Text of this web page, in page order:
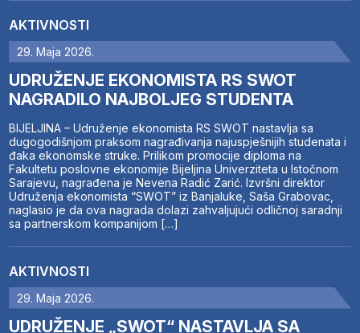
AKTIVNOSTI
29. Maja 2026.
UDRUŽENJE EKONOMISTA RS SWOT
NAGRADILO NAJBOLJEG STUDENTA
BIJELJINA – Udruženje ekonomista RS SWOT nastavlja sa
dugogodišnjom praksom nagrađivanja najuspješnijih studenata i
đaka ekonomske struke. Prilikom promocije diploma na
Fakultetu poslovne ekonomije Bijeljina Univerziteta u Istočnom
Sarajevu, nagrađena je Nevena Radić Zarić. Izvršni direktor
Udruženja ekonomista “SWOT” iz Banjaluke, Saša Grabovac,
naglasio je da ova nagrada dolazi zahvaljujući odličnoj saradnji
sa partnerskom kompanijom […]
AKTIVNOSTI
29. Maja 2026.
UDRUŽENJE „SWOT“ NASTAVLJA SA